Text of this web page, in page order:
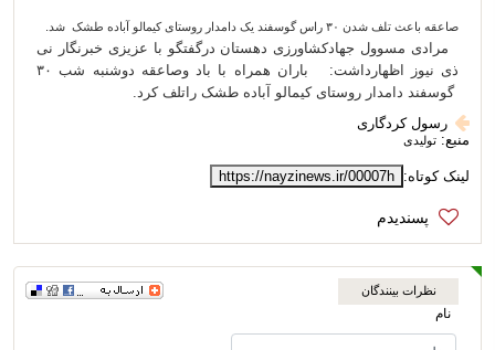
صاعقه باعث تلف شدن ۳۰ راس گوسفند یک دامدار روستای کیمالو آباده طشک شد.
مرادی مسوول جهادکشاورزی دهستان درگفتگو با عزیزی خبرنگار نی
ذی نیوز اظهارداشت: باران همراه با باد وصاعقه دوشنبه شب ۳۰
گوسفند دامدار روستای کیمالو آباده طشک راتلف کرد.
رسول کردگاری
منبع: تولیدی
لینک کوتاه: https://nayzinews.ir/00007h
نظرات بینندگان
نام